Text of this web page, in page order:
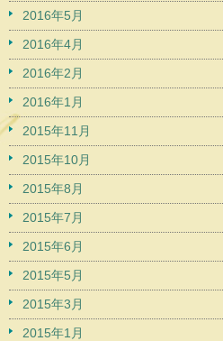
2016年5月
2016年4月
2016年2月
2016年1月
2015年11月
2015年10月
2015年8月
2015年7月
2015年6月
2015年5月
2015年3月
2015年1月